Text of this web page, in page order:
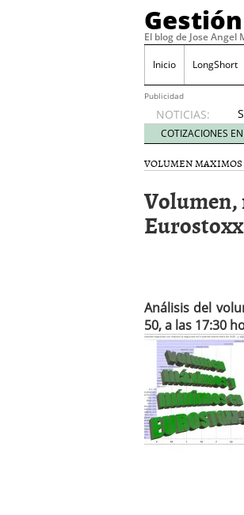
El blog de Jose Angel
Inicio LongShort
Publicidad
NOTICIAS:
y
COTIZACIONES
VOLUMEN
Volumen,
Análisis del
50, a las 17:30